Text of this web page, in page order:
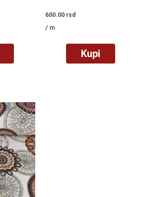
600.00rsd
/ m
Kupi